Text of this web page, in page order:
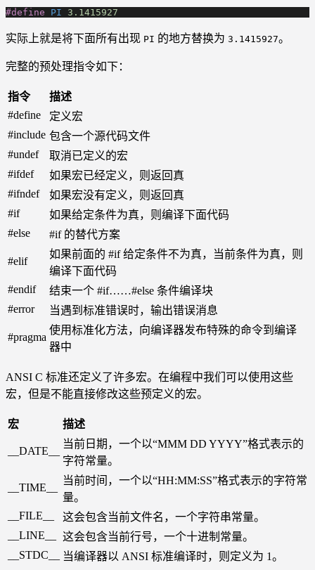
#define PI 3.1415927
实际上就是将下面所有出现 PI 的地方替换为 3.1415927。
完整的预处理指令如下：
指令
描述
#define
定义宏
#include 包含一个源代码文件
#undef
取消已定义的宏
#ifdef
如果宏已经定义，则返回真
#ifndef
如果宏没有定义，则返回真
#if
如果给定条件为真，则编译下面代码
#else
#if 的替代方案
#elif
如果前面的 #if 给定条件不为真，当前条件为真，则
编译下面代码
#endif
结束一个 #if……#else 条件编译块
#error
当遇到标准错误时，输出错误消息
#pragma
使用标准化方法，向编译器发布特殊的命令到编译
器中
ANSI C 标准还定义了许多宏。在编程中我们可以使用这些
宏，但是不能直接修改这些预定义的宏。
宏 描述
__DATE__
当前日期，一个以“MMM DD YYYY”格式表示的
字符常量。
__TIME__
当前时间，一个以“HH:MM:SS”格式表示的字符常
量。
__FILE__
这会包含当前文件名，一个字符串常量。
__LINE__
这会包含当前行号，一个十进制常量。
__STDC__
当编译器以 ANSI 标准编译时，则定义为 1。